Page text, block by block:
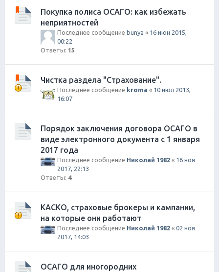
Покупка полиса ОСАГО: как избежать
неприятностей
Последнее сообщение bunya « 16 июн 2015,
00:22
Ответы: 15
Чистка раздела "Страхование".
Последнее сообщение kroma « 10 июл 2013,
16:07
Порядок заключения договора ОСАГО в
виде электронного документа с 1 января
2017 года
Последнее сообщение Николай 1982 « 16 ноя
2017, 22:13
Ответы: 4
КАСКО, страховые брокеры и кампании,
на которые они работают
Последнее сообщение Николай 1982 « 02 ноя
2017, 14:03
ОСАГО для иногородних